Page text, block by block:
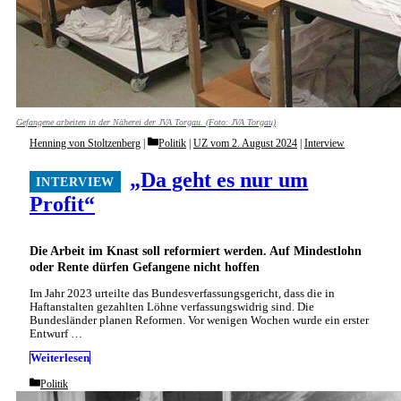
Gefangene arbeiten in der Näherei der JVA Torgau. (Foto: JVA Torgau)
Die Arbeit im Knast soll reformiert werden. Auf Mindestlohn
oder Rente dürfen Gefangene nicht hoffen
„Da geht es nur um
Profit“
Henning von Stoltzenberg Categories
Politik UZ vom 2. August 2024 Interview
Im Jahr 2023 urteilte das Bundesverfassungsgericht, dass die in
Haftanstalten gezahlten Löhne verfassungswidrig sind. Die
Bundesländer planen Reformen. Vor wenigen Wochen wurde ein erster
Entwurf …
Weiterlesen
Categories
Politik